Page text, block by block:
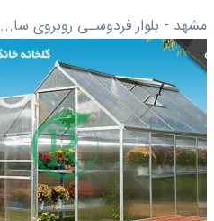
مشهد - بلوار فردوسـی روبروی سا...